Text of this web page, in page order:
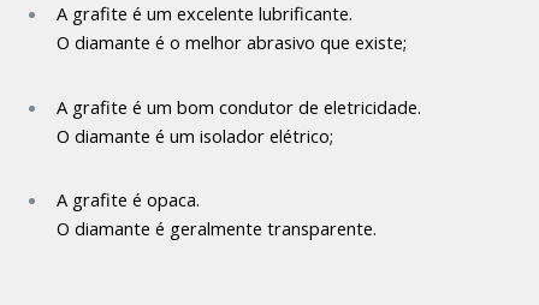
A grafite é um excelente lubrificante.
O diamante é o melhor abrasivo que existe;
A grafite é um bom condutor de eletricidade.
O diamante é um isolador elétrico;
A grafite é opaca.
O diamante é geralmente transparente.